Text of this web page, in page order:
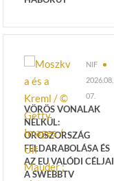
NIF
2026.08.
07.
VÖRÖS VONALAK
NÉLKÜL:
OROSZORSZÁG
FELDARABOLÁSA ÉS
AZ EU VALÓDI CÉLJAI
A SWEBBTV